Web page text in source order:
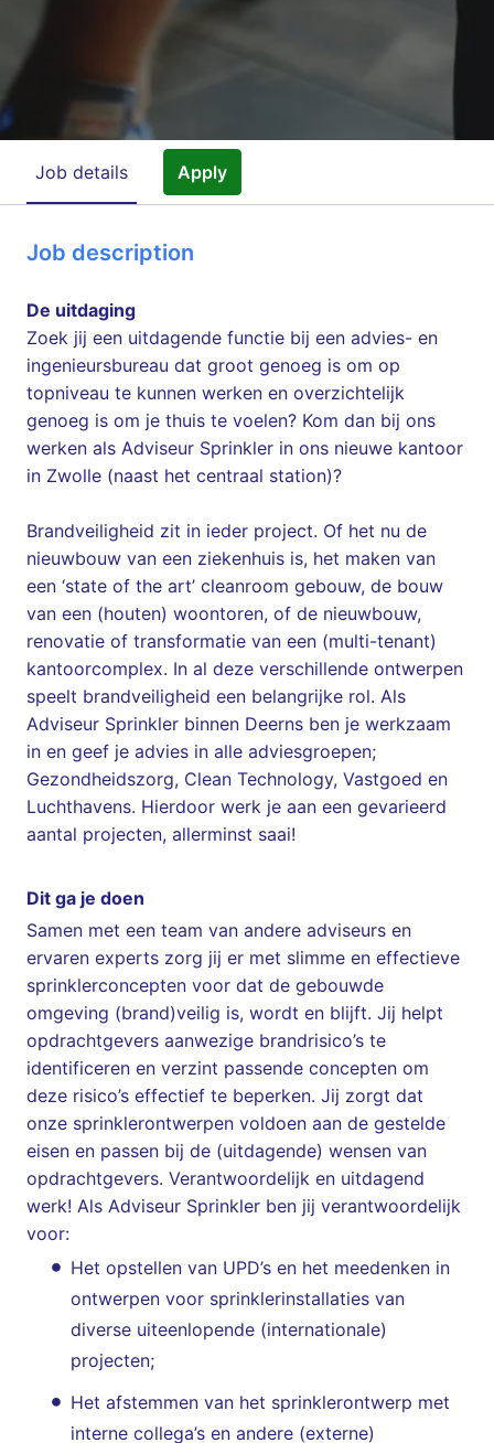
Job details Apply
Job description
De uitdaging
Zoek jij een uitdagende functie bij een advies- en
ingenieursbureau dat groot genoeg is om op
topniveau te kunnen werken en overzichtelijk
genoeg is om je thuis te voelen? Kom dan bij ons
werken als Adviseur Sprinkler in ons nieuwe kantoor
in Zwolle (naast het centraal station)?
Brandveiligheid zit in ieder project. Of het nu de
nieuwbouw van een ziekenhuis is, het maken van
een ‘state of the art’ cleanroom gebouw, de bouw
van een (houten) woontoren, of de nieuwbouw,
renovatie of transformatie van een (multi-tenant)
kantoorcomplex. In al deze verschillende ontwerpen
speelt brandveiligheid een belangrijke rol. Als
Adviseur Sprinkler binnen Deerns ben je werkzaam
in en geef je advies in alle adviesgroepen;
Gezondheidszorg, Clean Technology, Vastgoed en
Luchthavens. Hierdoor werk je aan een gevarieerd
aantal projecten, allerminst saai!
Dit ga je doen
Samen met een team van andere adviseurs en
ervaren experts zorg jij er met slimme en effectieve
sprinklerconcepten voor dat de gebouwde
omgeving (brand)veilig is, wordt en blijft. Jij helpt
opdrachtgevers aanwezige brandrisico’s te
identificeren en verzint passende concepten om
deze risico’s effectief te beperken. Jij zorgt dat
onze sprinklerontwerpen voldoen aan de gestelde
eisen en passen bij de (uitdagende) wensen van
opdrachtgevers. Verantwoordelijk en uitdagend
werk! Als Adviseur Sprinkler ben jij verantwoordelijk
voor:
Het opstellen van UPD’s en het meedenken in
ontwerpen voor sprinklerinstallaties van
diverse uiteenlopende (internationale)
projecten;
Het afstemmen van het sprinklerontwerp met
interne collega’s en andere (externe)